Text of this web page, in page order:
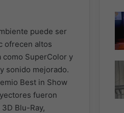
puede ser
ofrecen altos
SuperColor y
sonido mejorado.
Best in Show
fueron
Blu-Ray,